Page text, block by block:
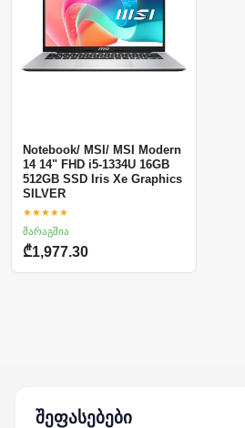
Notebook/ MSI/ MSI Modern
14 14" FHD i5-1334U 16GB
512GB SSD Iris Xe Graphics
SILVER
★★★★★
მარაგშია
₾1,977.30
შეფასებები